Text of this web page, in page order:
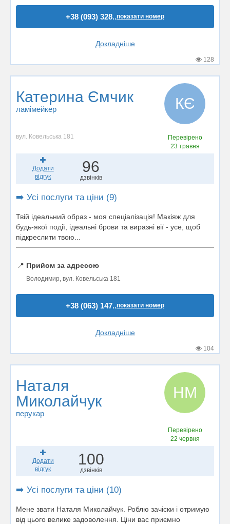
+38 (093) 328..показати номер
Докладніше
128
Катерина Ємчик
ламімейкер КЄ
вул. Ковельська 181
Перевірено
23 травня
Додати
відгук
96
дзвінків
➡️ Усі послуги та ціни (9)
Твій ідеальний образ - моя спеціалізація! Макіяж для
будь-якої події, ідеальні брови та виразні вії - усе, щоб
підкреслити твою...
📍 Прийом за адресою
Володимир, вул. Ковельська 181
+38 (063) 147..показати номер
Докладніше
104
Наталя
Миколайчук
перукар
НМ
Перевірено
22 червня
Додати
відгук
100
дзвінків
➡️ Усі послуги та ціни (10)
Мене звати Наталя Миколайчук. Роблю зачіски і отримую
від цього велике задоволення. Ціни вас приємно